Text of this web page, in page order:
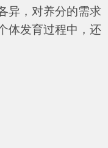
，对养分的需求
体发育过程中，还